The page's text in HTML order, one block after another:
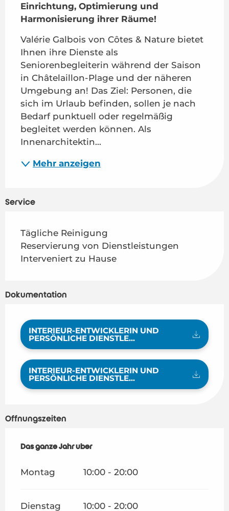
Einrichtung, Optimierung und
Harmonisierung ihrer Räume!
Valérie Galbois von Côtes & Nature bietet
Ihnen ihre Dienste als
Seniorenbegleiterin während der Saison
in Châtelaillon-Plage und der näheren
Umgebung an! Das Ziel: Personen, die
sich im Urlaub befinden, sollen je nach
Bedarf punktuell oder regelmäßig
begleitet werden können. Als
Innenarchitektin...
Mehr anzeigen
Service
Tägliche Reinigung
Reservierung von Dienstleistungen
Interveniert zu Hause
Dokumentation
INTERIEUR-ENTWICKLERIN UND
PERSÖNLICHE DIENSTLE...
INTERIEUR-ENTWICKLERIN UND
PERSÖNLICHE DIENSTLE...
Öffnungszeiten
Das ganze Jahr über
Das ganze Jahr über
Montag 10:00 - 20:00
Dienstag 10:00 - 20:00